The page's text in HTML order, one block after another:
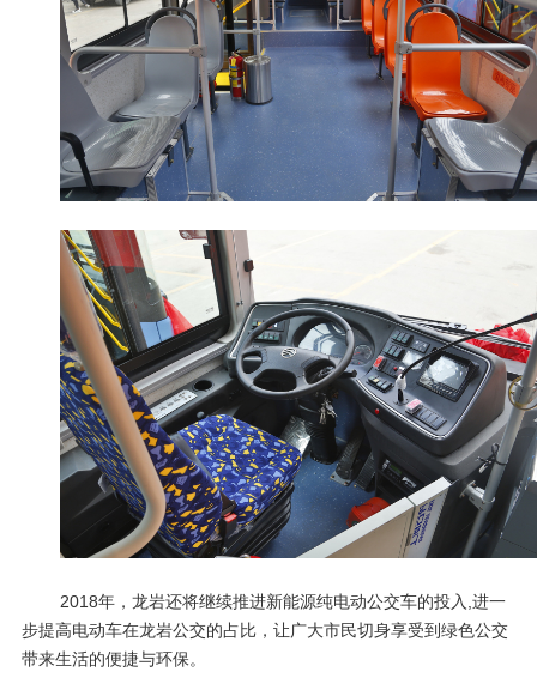
2018年，龙岩还将继续推进新能源纯电动公交车的投入,进一
步提高电动车在龙岩公交的占比，让广大市民切身享受到绿色公交
带来生活的便捷与环保。